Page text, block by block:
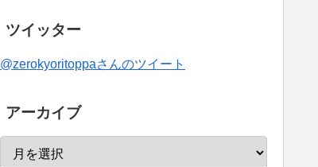
ツイッター
@zerokyoritoppaさんのツイート
アーカイブ